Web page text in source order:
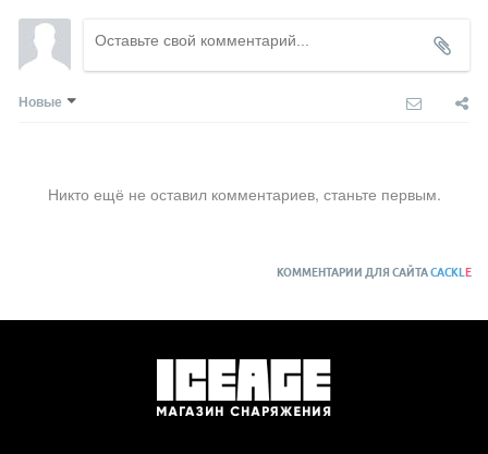
Новые
Никто ещё не оставил комментариев, станьте первым.
КОММЕНТАРИИ ДЛЯ САЙТАCACKLE